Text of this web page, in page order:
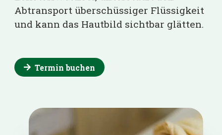
Abtransport überschüssiger Flüssigkeit
und kann das Hautbild sichtbar glätten.
Termin buchen